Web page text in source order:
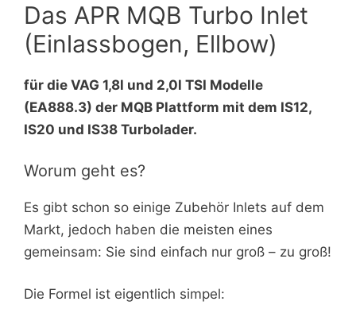
Das APR MQB Turbo Inlet
(Einlassbogen, Ellbow)
für die VAG 1,8l und 2,0l TSI Modelle
(EA888.3) der MQB Plattform mit dem IS12,
IS20 und IS38 Turbolader.
Worum geht es?
Es gibt schon so einige Zubehör Inlets auf dem
Markt, jedoch haben die meisten eines
gemeinsam: Sie sind einfach nur groß – zu groß!
Die Formel ist eigentlich simpel: